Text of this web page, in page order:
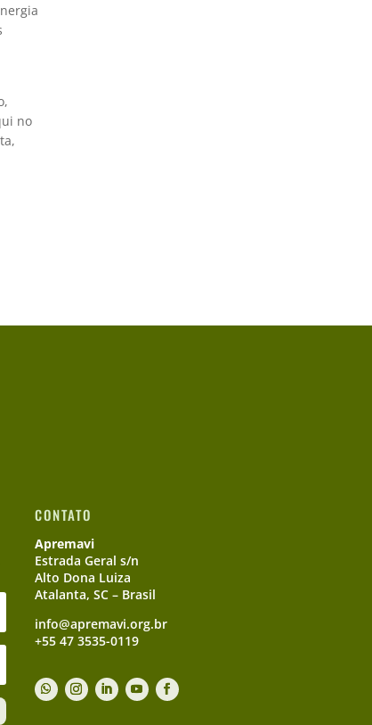
no
CONTATO
Apremavi
Estrada Geral s/n
Alto Dona Luiza
Atalanta, SC – Brasil
info@apremavi.org.br
+55 47 3535-0119